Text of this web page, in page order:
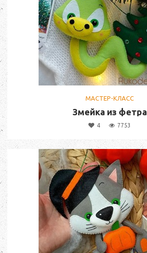
МАСТЕР-КЛАСС
Змейка из фетра
4 7753